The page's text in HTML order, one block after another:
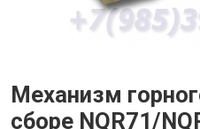
Механизм
сборе NQR71/